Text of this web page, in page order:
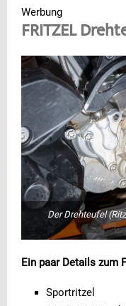
Werbung
FRITZEL
Der Drehteufel
Ein paar Details zum
Sportritzel